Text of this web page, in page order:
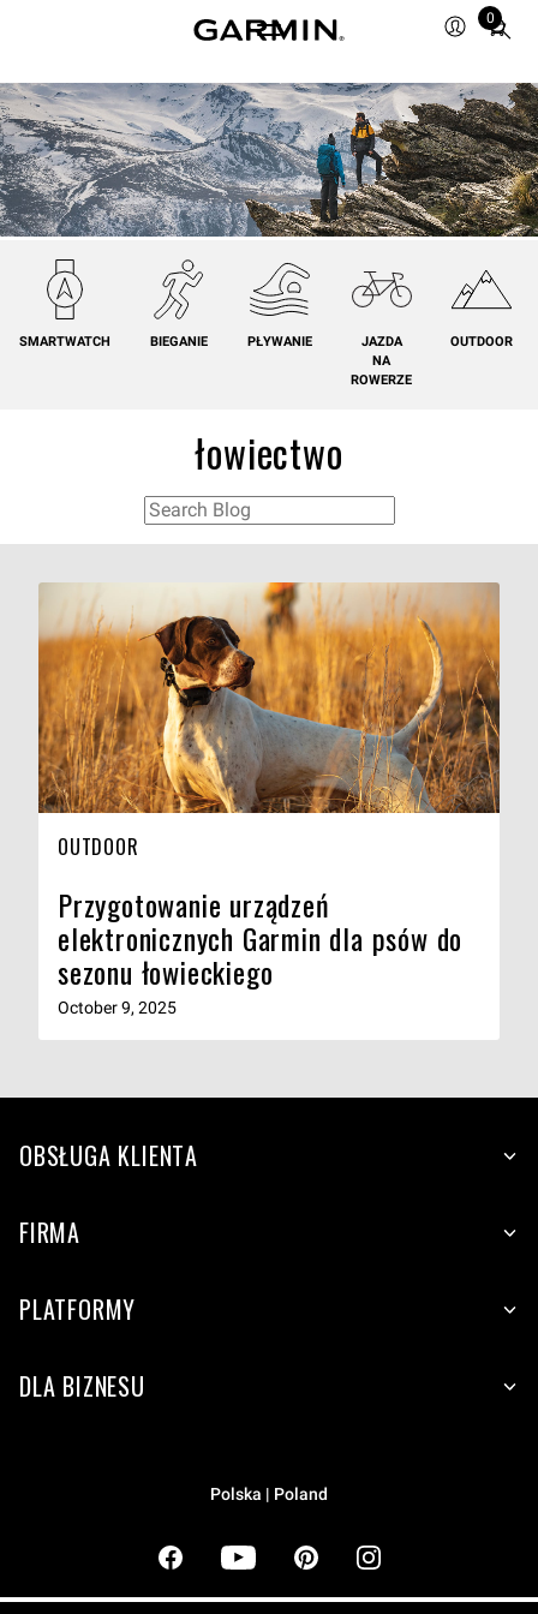
0
Total
in
cart:
0
SMARTWATCH BIEGANIE PŁYWANIE
JAZDA
NA
ROWERZE
OUTDOOR
łowiectwo
OUTDOOR
Przygotowanie urządzeń
elektronicznych Garmin dla psów do
sezonu łowieckiego
October 9, 2025
OBSŁUGA KLIENTA
FIRMA
PLATFORMY
DLA BIZNESU
Polska | Poland